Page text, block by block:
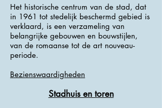
Het historische centrum van de stad, dat
in 1961 tot stedelijk beschermd gebied is
verklaard, is een verzameling van
belangrijke gebouwen en bouwstijlen,
van de romaanse tot de art nouveau-
periode.
Bezienswaardigheden
Stadhuis en toren